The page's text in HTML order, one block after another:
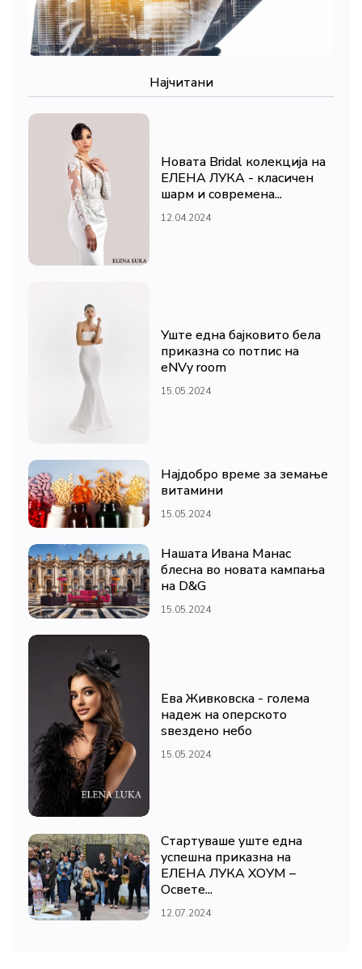
Најчитани
Новата Bridal колекција на
ЕЛЕНА ЛУКА - класичен
шарм и современа...
12.04.2024
Уште една бајковито бела
приказна со потпис на
eNVy room
15.05.2024
Најдобро време за земање
витамини
15.05.2024
Нашата Ивана Манас
блесна во новата кампања
на D&G
15.05.2024
Ева Живковска - голема
надеж на оперското
ѕвездено небо
15.05.2024
Стартуваше уште една
успешна приказна на
ЕЛЕНА ЛУКА ХОУМ –
Освете...
12.07.2024